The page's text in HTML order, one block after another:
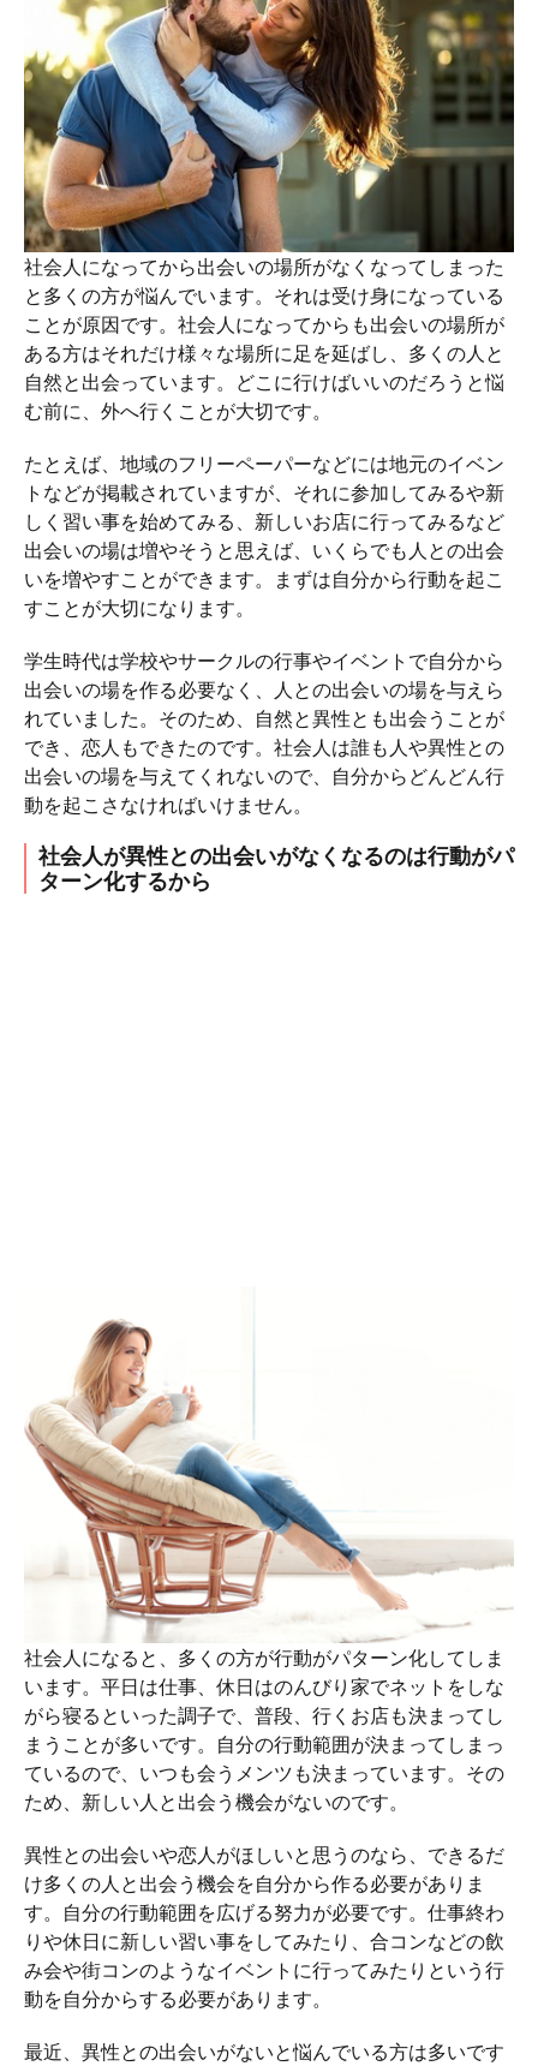
社会人になってから出会いの場所がなくなってしまった
と多くの方が悩んでいます。それは受け身になっている
ことが原因です。社会人になってからも出会いの場所が
ある方はそれだけ様々な場所に足を延ばし、多くの人と
自然と出会っています。どこに行けばいいのだろうと悩
む前に、外へ行くことが大切です。
たとえば、地域のフリーペーパーなどには地元のイベン
トなどが掲載されていますが、それに参加してみるや新
しく習い事を始めてみる、新しいお店に行ってみるなど
出会いの場は増やそうと思えば、いくらでも人との出会
いを増やすことができます。まずは自分から行動を起こ
すことが大切になります。
学生時代は学校やサークルの行事やイベントで自分から
出会いの場を作る必要なく、人との出会いの場を与えら
れていました。そのため、自然と異性とも出会うことが
でき、恋人もできたのです。社会人は誰も人や異性との
出会いの場を与えてくれないので、自分からどんどん行
動を起こさなければいけません。
社会人が異性との出会いがなくなるのは行動がパ
ターン化するから
社会人になると、多くの方が行動がパターン化してしま
います。平日は仕事、休日はのんびり家でネットをしな
がら寝るといった調子で、普段、行くお店も決まってし
まうことが多いです。自分の行動範囲が決まってしまっ
ているので、いつも会うメンツも決まっています。その
ため、新しい人と出会う機会がないのです。
異性との出会いや恋人がほしいと思うのなら、できるだ
け多くの人と出会う機会を自分から作る必要がありま
す。自分の行動範囲を広げる努力が必要です。仕事終わ
りや休日に新しい習い事をしてみたり、合コンなどの飲
み会や街コンのようなイベントに行ってみたりという行
動を自分からする必要があります。
最近、異性との出会いがないと悩んでいる方は多いです